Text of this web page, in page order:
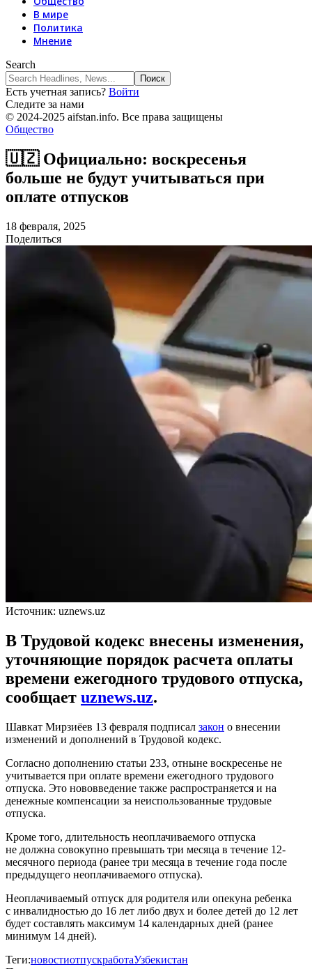
В мире
Политика
Мнение
Search
Есть учетная запись? Войти
Следите за нами
© 2024-2025 aifstan.info. Все права защищены
Общество
🇺🇿 Официально: воскресенья
больше не будут учитываться при
оплате отпусков
18 февраля, 2025
Поделиться
Источник: uznews.uz
В Трудовой кодекс внесены изменения,
уточняющие порядок расчета оплаты
времени ежегодного трудового отпуска,
сообщает uznews.uz.
Шавкат Мирзиёев 13 февраля подписал закон о внесении
изменений и дополнений в Трудовой кодекс.
Согласно дополнению статьи 233, отныне воскресенье не
учитывается при оплате времени ежегодного трудового
отпуска. Это нововведение также распространяется и на
денежные компенсации за неиспользованные трудовые
отпуска.
Кроме того, длительность неоплачиваемого отпуска
не должна совокупно превышать три месяца в течение 12-
месячного периода (ранее три месяца в течение года после
предыдущего неоплачиваемого отпуска).
Неоплачиваемый отпуск для родителя или опекуна ребенка
с инвалидностью до 16 лет либо двух и более детей до 12 лет
будет составлять максимум 14 календарных дней (ранее
минимум 14 дней).
Теги:новостиотпускработаУзбекистан